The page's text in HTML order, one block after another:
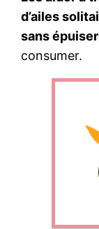
d’ailes
sans épuiser
consumer.